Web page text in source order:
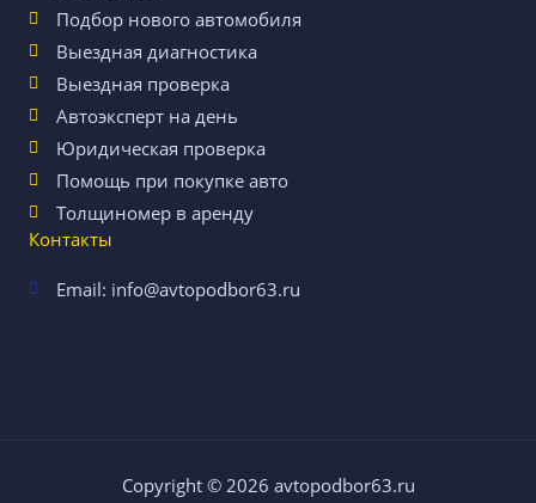
Подбор нового автомобиля
Выездная диагностика
Выездная проверка
Автоэксперт на день
Юридическая проверка
Помощь при покупке авто
Толщиномер в аренду
Контакты
Email: info@avtopodbor63.ru
Copyright © 2026 avtopodbor63.ru